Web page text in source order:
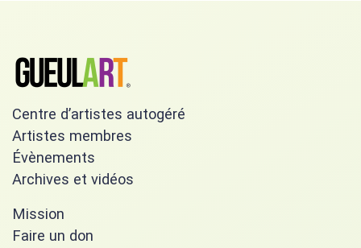
Centre d’artistes autogéré
Artistes membres
Évènements
Archives et vidéos
Mission
Faire un don